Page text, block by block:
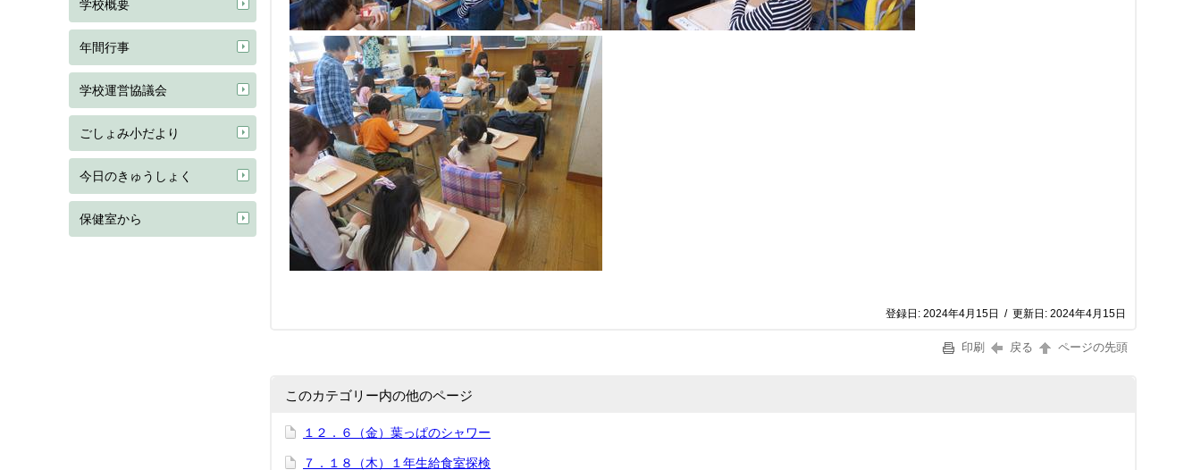
学校概要
年間行事
学校運営協議会
ごしょみ小だより
今日のきゅうしょく
保健室から
登録日: 2024年4月15日 / 更新日: 2024年4月15日
印刷 戻る ページの先頭
このカテゴリー内の他のページ
１２．６（金）葉っぱのシャワー
７．１８（木）１年生給食室探検